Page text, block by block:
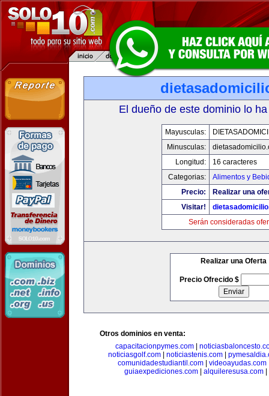
El dueño de este dominio lo
Mayusculas:
Minusculas:
Longitud:
16 caracteres
Categorias:
Alimentos y
Precio:
Realizar una
Visitar!
Serán consideradas
Realizar una Oferta
Precio Ofrecido $
Otros dominios en venta:
capacitacionpymes.com|
noticiasgolf.com| noticiastenis.com|
comunidadestudiantil.com| videoayudas.com
guiaexpediciones.com| alquileresusa.com|